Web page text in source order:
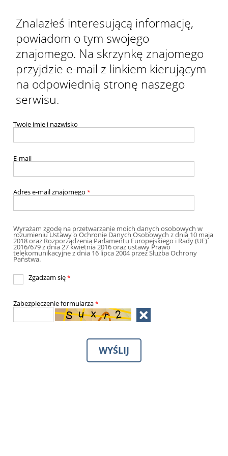
Znalazłeś interesującą informację,
powiadom o tym swojego
znajomego. Na skrzynkę znajomego
przyjdzie e-mail z linkiem kierującym
na odpowiednią stronę naszego
serwisu.
Twoje imię i nazwisko
E-mail
Adres e-mail znajomego *
Wyrażam zgodę na przetwarzanie moich danych osobowych w
rozumieniu Ustawy o Ochronie Danych Osobowych z dnia 10 maja
2018 oraz Rozporządzenia Parlamentu Europejskiego i Rady (UE)
2016/679 z dnia 27 kwietnia 2016 oraz ustawy Prawo
telekomunikacyjne z dnia 16 lipca 2004 przez Służba Ochrony
Państwa.
Zgadzam się *
Zabezpieczenie formularza *